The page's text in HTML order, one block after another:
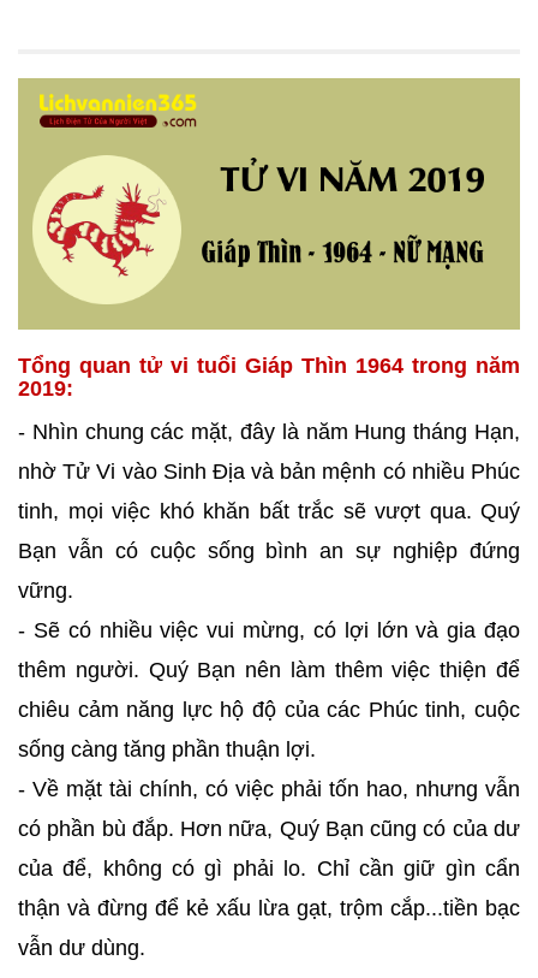
Tổng quan tử vi tuổi Giáp Thìn 1964 trong năm
2019:
- Nhìn chung các mặt, đây là năm Hung tháng Hạn,
nhờ Tử Vi vào Sinh Địa và bản mệnh có nhiều Phúc
tinh, mọi việc khó khăn bất trắc sẽ vượt qua. Quý
Bạn vẫn có cuộc sống bình an sự nghiệp đứng
vững.
- Sẽ có nhiều việc vui mừng, có lợi lớn và gia đạo
thêm người. Quý Bạn nên làm thêm việc thiện để
chiêu cảm năng lực hộ độ của các Phúc tinh, cuộc
sống càng tăng phần thuận lợi.
- Về mặt tài chính, có việc phải tốn hao, nhưng vẫn
có phần bù đắp. Hơn nữa, Quý Bạn cũng có của dư
của để, không có gì phải lo. Chỉ cần giữ gìn cẩn
thận và đừng để kẻ xấu lừa gạt, trộm cắp...tiền bạc
vẫn dư dùng.